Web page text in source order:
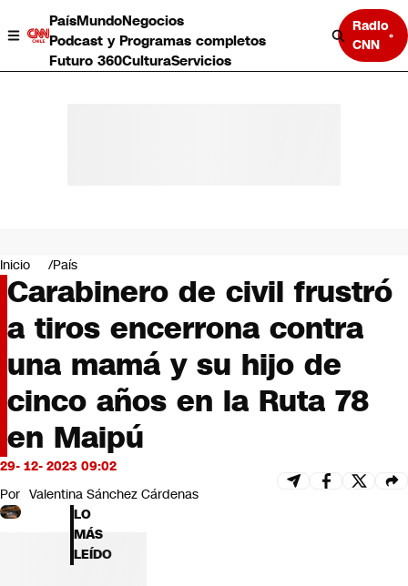
PaísMundoNegocios
Podcast y Programas completos
Futuro 360CulturaServicios
Radio
CNN
Negocios
Deportes
Programas completos
Cultura
Servicios
Bits
CNN tiempo
Futuro 360
Opinión
Inicio País
Carabinero de civil frustró
a tiros encerrona contra
una mamá y su hijo de
cinco años en la Ruta 78
en Maipú
29- 12- 2023 09:02
Por Valentina Sánchez Cárdenas
LO
MÁS
LEÍDO